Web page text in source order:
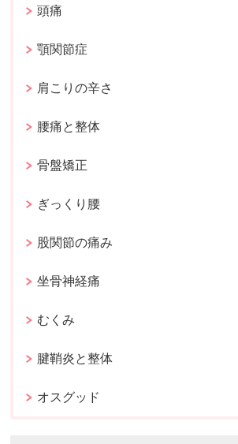
頭痛
顎関節症
肩こりの辛さ
腰痛と整体
骨盤矯正
ぎっくり腰
股関節の痛み
坐骨神経痛
むくみ
腱鞘炎と整体
オスグッド